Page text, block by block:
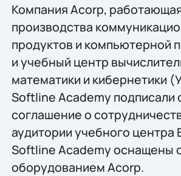
Компания Acorp,
производства
продуктов и компьютерной
и учебный центр
математики и кибернетики
Softline Academy подписали
соглашение о
аудитории учебного
Softline Academy оснащены
оборудованием Acorp.